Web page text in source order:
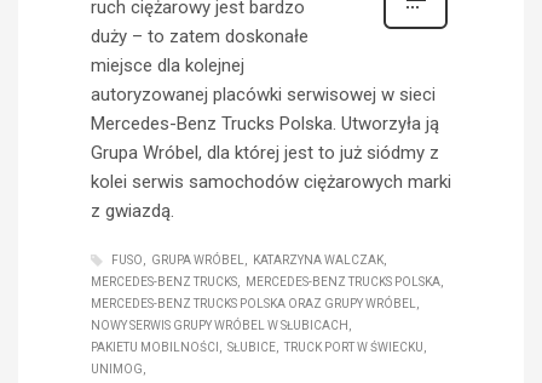
ruch ciężarowy jest bardzo
duży – to zatem doskonałe
miejsce dla kolejnej
autoryzowanej placówki serwisowej w sieci
Mercedes-Benz Trucks Polska. Utworzyła ją
Grupa Wróbel, dla której jest to już siódmy z
kolei serwis samochodów ciężarowych marki
z gwiazdą.
FUSO GRUPA WRÓBEL
KATARZYNA WALCZAK
MERCEDES-BENZ TRUCKS
MERCEDES-BENZ TRUCKS POLSKA
MERCEDES-BENZ TRUCKS POLSKA ORAZ GRUPY WRÓBEL
NOWY SERWIS GRUPY WRÓBEL W SŁUBICACH
PAKIETU MOBILNOŚCI
SŁUBICE
TRUCK PORT W ŚWIECKU
UNIMOG